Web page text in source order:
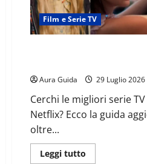
Film e Serie TV
Aura Guida 29 Luglio 2026
Cerchi le migliori serie
Netflix? Ecco la guida
oltre...
Leggi tutto